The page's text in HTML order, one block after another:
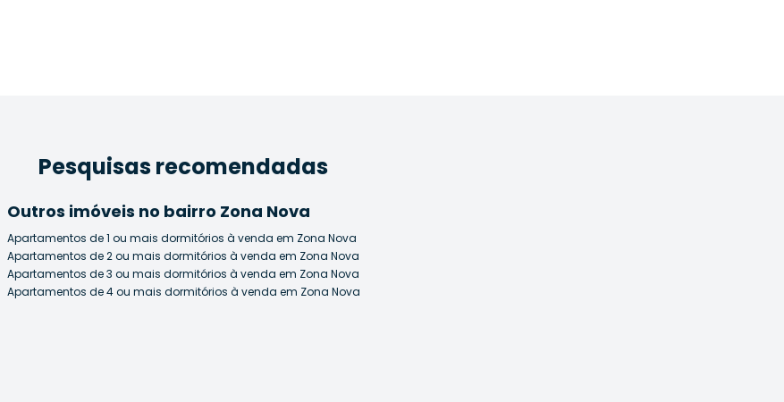
Pesquisas recomendadas
Outros imóveis no bairro Zona Nova
Apartamentos de 1 ou mais dormitórios à venda em Zona Nova
Apartamentos de 2 ou mais dormitórios à venda em Zona Nova
Apartamentos de 3 ou mais dormitórios à venda em Zona Nova
Apartamentos de 4 ou mais dormitórios à venda em Zona Nova